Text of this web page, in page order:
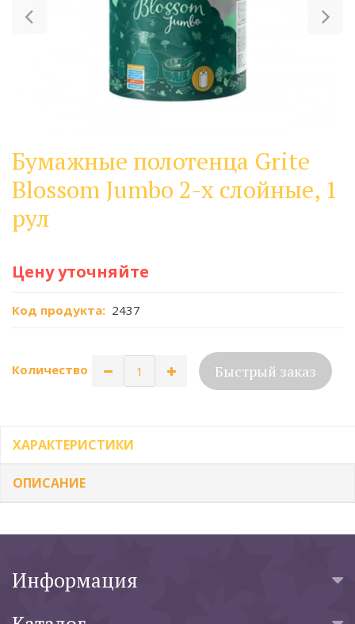
Previous
Бумажные полотенца Grite
Blossom Jumbo 2-х слойные, 1
рул
Цену уточняйте
Код продукта: 2437
Количество Быстрый заказ
ХАРАКТЕРИСТИКИ
ОПИСАНИЕ
Информация